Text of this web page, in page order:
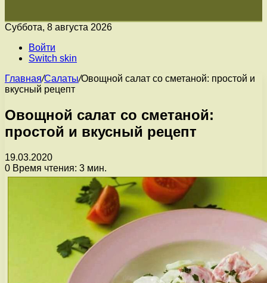
Суббота, 8 августа 2026
Войти
Switch skin
Главная/Салаты/Овощной салат со сметаной: простой и
вкусный рецепт
Овощной салат со сметаной:
простой и вкусный рецепт
19.03.2020
0 Время чтения: 3 мин.